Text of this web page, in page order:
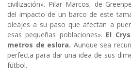
civilización». Pilar Marcos, de
del impacto de un barco de este
oleajes a su paso que afectan a
esas pequeñas poblaciones». El
metros de eslora. Aunque sea
perfecta para dar una idea de sus
fútbol.